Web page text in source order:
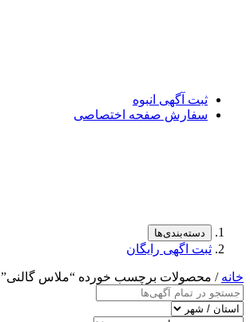
ثبت آگهی انبوه
سفارش صفحه اختصاصی
دسته‌بندی‌ها
ثبت اگهی رایگان
خانه / محصولات برچسب خورده “ملاس گالنی”